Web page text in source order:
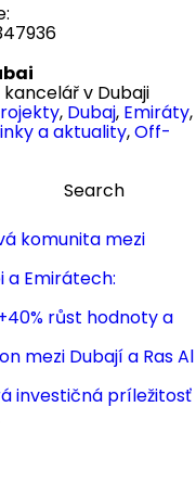
v Dubaji
, Dubaj, Emiráty,
a aktuality,Off-
Search
komunita mezi
a Emirátech:
růst hodnoty a
mezi Dubají a Ras Al
investičná príležitosť